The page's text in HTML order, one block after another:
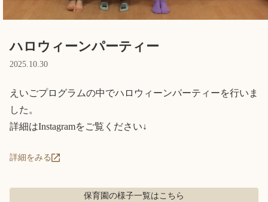
ホーム
利用者の声
ハロウィーンパーティー
2025.10.30
えいごプログラムの中でハロウィーンパーティーを行いま
した。
詳細はInstagramをご覧ください↓
詳細をみる
保育園の様子一覧はこちら